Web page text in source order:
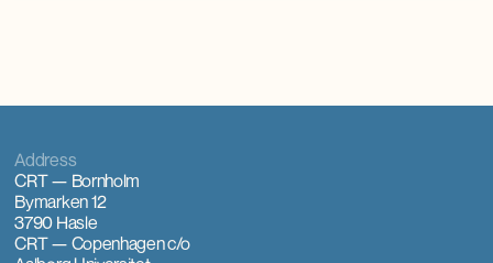
Address
CRT — Bornholm
Bymarken 12
3790 Hasle
CRT — Copenhagenc/o